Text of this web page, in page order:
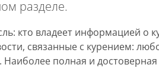
разделе.
кто владеет информацией о
связанные с курением:
полная и